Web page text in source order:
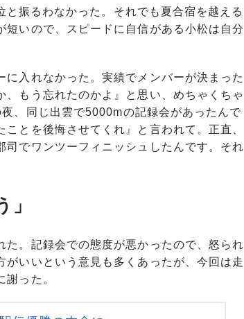
振るわなかった。それでも夏合宿を越える
いので、スピードに自信がある小松は自分
に入れなかった。実績でメンバーが決まった
もう忘れたのかよ』と思い、めちゃくちゃ
、同じ出雲で5000mの記録会があったんで
とを後悔させてくれ』と言われて。正直、
でワンツーフィニッシュしたんです。それ
」
。記録会での態度が悪かったので、怒られ
いいという意見も多くあったが、今回は走
った。